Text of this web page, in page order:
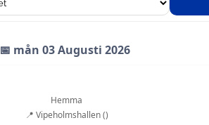
📅 mån 03 Augusti 2026
Hemma
📍 Vipeholmshallen ()